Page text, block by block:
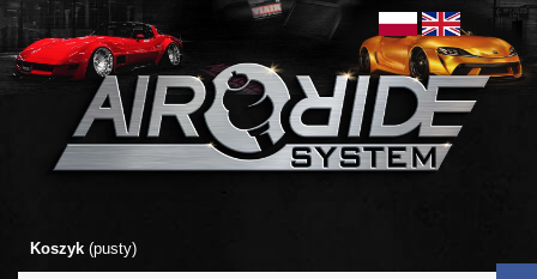
Koszyk (pusty)